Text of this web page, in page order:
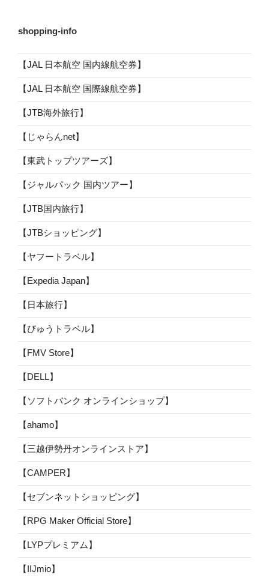
shopping-info
【JAL 日本航空 国内線航空券】
【JAL 日本航空 国際線航空券】
【JTB海外旅行】
【じゃらんnet】
【東武トップツアーズ】
【ジャルパック 国内ツアー】
【JTB国内旅行】
【JTBショッピング】
【ヤフートラベル】
【Expedia Japan】
【日本旅行】
【びゅうトラベル】
【FMV Store】
【DELL】
【ソフトバンク オンラインショップ】
【ahamo】
【三越伊勢丹オンラインストア】
【CAMPER】
【セブンネットショッピング】
【RPG Maker Official Store】
【LYPプレミアム】
【IIJmio】